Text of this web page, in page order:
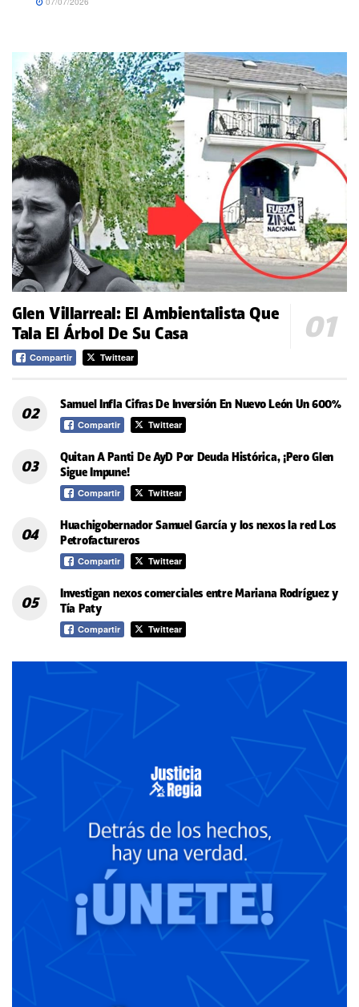
Glen Villarreal: El Ambientalista Que
Tala El Árbol De Su Casa
Compartir Twittear
Samuel Infla Cifras De Inversión En Nuevo León Un 600%
Compartir Twittear
Quitan A Panti De AyD Por Deuda Histórica, ¡Pero Glen
Sigue Impune!
Compartir Twittear
Huachigobernador Samuel García y los nexos la red Los
Petrofactureros
Compartir Twittear
Investigan nexos comerciales entre Mariana Rodríguez y
Tía Paty
Compartir Twittear